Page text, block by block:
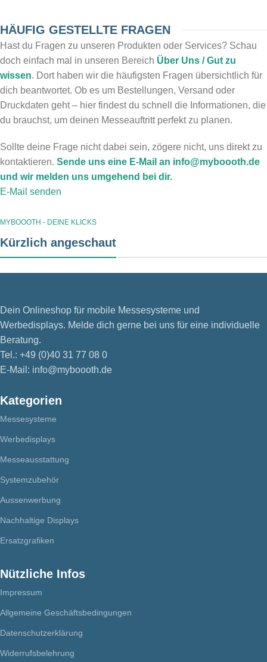
HÄUFIG GESTELLTE FRAGEN
Hast du Fragen zu unseren Produkten oder Services? Schau
doch einfach mal in unseren Bereich Über Uns / Gut zu
wissen. Dort haben wir die häufigsten Fragen übersichtlich für
dich beantwortet. Ob es um Bestellungen, Versand oder
Druckdaten geht – hier findest du schnell die Informationen, die
du brauchst, um deinen Messeauftritt perfekt zu planen.
Sollte deine Frage nicht dabei sein, zögere nicht, uns direkt zu
kontaktieren. Sende uns eine E-Mail an info@myboooth.de
und wir melden uns umgehend bei dir.
E-Mail senden
MYBOOOTH - DEINE KLICKS
Kürzlich angeschaut
Dein Onlineshop für mobile Messesysteme und
Werbedisplays. Melde dich gerne bei uns für eine individuelle
Beratung.
Tel.: +49 (0)40 31 77 08 0
E-Mail: info@myboooth.de
Kategorien
Messesysteme
Werbedisplays
Messeausstattung
Systemzubehör
Aussenwerbung
Nachhaltige Displays
Ersatzgrafiken
Nützliche Infos
Impressum
Allgemeine Geschäftsbedingungen
Datenschutzerklärung
Widerrufsbelehrung